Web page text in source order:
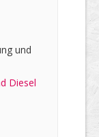
und
Diesel